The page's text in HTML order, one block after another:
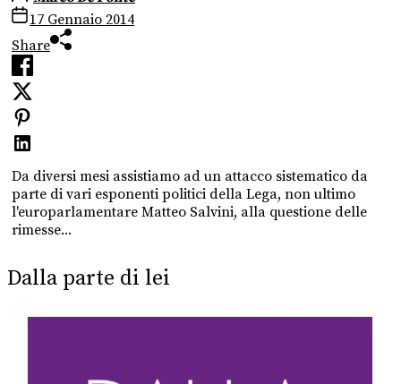
17 Gennaio 2014
Share
Da diversi mesi assistiamo ad un attacco sistematico da
parte di vari esponenti politici della Lega, non ultimo
l'europarlamentare Matteo Salvini, alla questione delle
rimesse...
Dalla parte di lei